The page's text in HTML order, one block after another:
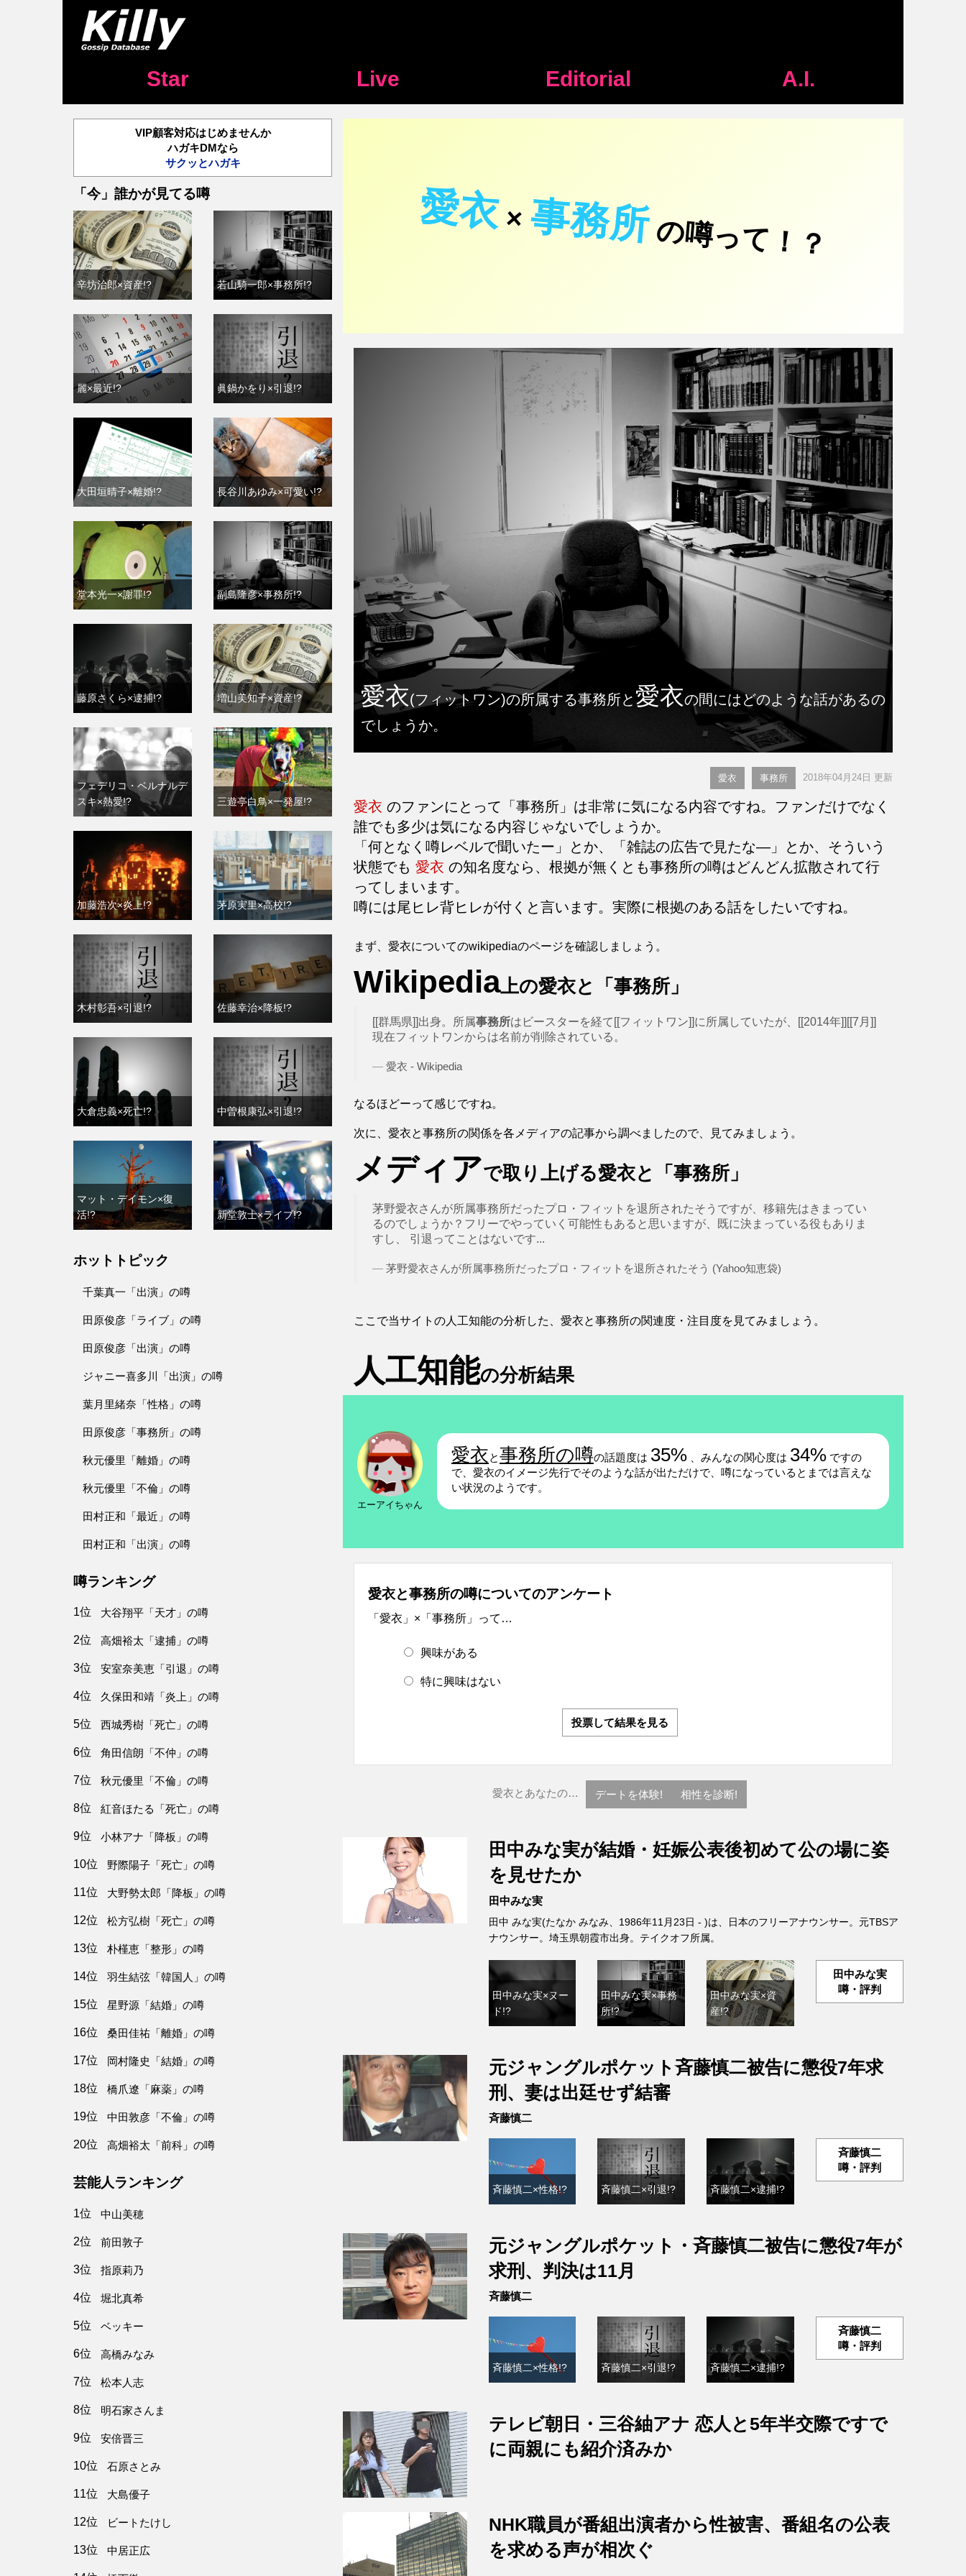
Star Live Editorial A.I.
愛衣×事務所の噂って！？
愛衣(フィットワン)の所属する事務所と 愛衣の間にはどのような話があるの
でしょうか。
愛衣 事務所 2018年04月24日 更新
愛衣 のファンにとって「事務所」は非常に気になる内容ですね。ファンだけでなく
誰でも多少は気になる内容じゃないでしょうか。
「何となく噂レベルで聞いたー」とか、「雑誌の広告で見たな―」とか、そういう
状態でも 愛衣 の知名度なら、根拠が無くとも事務所の噂はどんどん拡散されて行
ってしまいます。
噂には尾ヒレ背ヒレが付くと言います。実際に根拠のある話をしたいですね。
まず、愛衣についてのwikipediaのページを確認しましょう。
Wikipedia上の愛衣と「事務所」
[[群馬県]]出身。所属事務所はビースターを経て[[フィットワン]]に所属していたが、[[2014年]][[7月]]
現在フィットワンからは名前が削除されている。
愛衣 - Wikipedia
なるほどーって感じですね。
次に、愛衣と事務所の関係を各メディアの記事から調べましたので、見てみましょう。
メディアで取り上げる愛衣と「事務所」
茅野愛衣さんが所属事務所だったプロ・フィットを退所されたそうですが、移籍先はきまってい
るのでしょうか？フリーでやっていく可能性もあると思いますが、既に決まっている役もありま
すし、 引退ってことはないです...
茅野愛衣さんが所属事務所だったプロ・フィットを退所されたそう (Yahoo知恵袋)
ここで当サイトの人工知能の分析した、愛衣と事務所の関連度・注目度を見てみましょう。
人工知能の分析結果
エーアイちゃん
愛衣と事務所の噂の話題度は 35% 、みんなの関心度は 34% ですの
で、愛衣のイメージ先行でそのような話が出ただけで、噂になっているとまでは言えな
い状況のようです。
愛衣と事務所の噂についてのアンケート
「愛衣」×「事務所」って…
興味がある
特に興味はない
投票して結果を見る
愛衣とあなたの… デートを体験! 相性を診断!
田中みな実が結婚・妊娠公表後初めて公の場に姿
を見せたか
田中みな実
田中 みな実(たなか みなみ、1986年11月23日 - )は、日本のフリーアナウンサー。元TBSア
ナウンサー。埼玉県朝霞市出身。テイクオフ所属。
田中みな実×ヌー
ド!?
田中みな実×事務
所!?
田中みな実×資
産!?
田中みな実
噂・評判
元ジャングルポケット斉藤慎二被告に懲役7年求
刑、妻は出廷せず結審
斉藤慎二
斉藤慎二×性格!? 斉藤慎二×引退!? 斉藤慎二×逮捕!?
斉藤慎二
噂・評判
元ジャングルポケット・斉藤慎二被告に懲役7年が
求刑、判決は11月
斉藤慎二
斉藤慎二×性格!? 斉藤慎二×引退!? 斉藤慎二×逮捕!?
斉藤慎二
噂・評判
テレビ朝日・三谷紬アナ 恋人と5年半交際ですで
に両親にも紹介済みか
NHK職員が番組出演者から性被害、番組名の公表
を求める声が相次ぐ
VIP顧客対応はじめませんか
ハガキDMなら
サクッとハガキ
「今」誰かが見てる噂
辛坊治郎×資産!? 若山騎一郎×事務所!?
麗×最近!? 眞鍋かをり×引退!?
大田垣晴子×離婚!? 長谷川あゆみ×可愛い!?
堂本光一×謝罪!? 副島隆彦×事務所!?
藤原さくら×逮捕!? 増山美知子×資産!?
フェデリコ・ベルナルデ
スキ×熱愛!?
三遊亭白鳥×一発屋!?
加藤浩次×炎上!? 茅原実里×高校!?
木村彰吾×引退!? 佐藤幸治×降板!?
大倉忠義×死亡!? 中曽根康弘×引退!?
マット・デイモン×復
活!?
新堂敦士×ライブ!?
ホットトピック
千葉真一「出演」の噂
田原俊彦「ライブ」の噂
田原俊彦「出演」の噂
ジャニー喜多川「出演」の噂
葉月里緒奈「性格」の噂
田原俊彦「事務所」の噂
秋元優里「離婚」の噂
秋元優里「不倫」の噂
田村正和「最近」の噂
田村正和「出演」の噂
噂ランキング
1位 大谷翔平「天才」の噂
2位 高畑裕太「逮捕」の噂
3位 安室奈美恵「引退」の噂
4位 久保田和靖「炎上」の噂
5位 西城秀樹「死亡」の噂
6位 角田信朗「不仲」の噂
7位 秋元優里「不倫」の噂
8位 紅音ほたる「死亡」の噂
9位 小林アナ「降板」の噂
10位 野際陽子「死亡」の噂
11位 大野勢太郎「降板」の噂
12位 松方弘樹「死亡」の噂
13位 朴槿恵「整形」の噂
14位 羽生結弦「韓国人」の噂
15位 星野源「結婚」の噂
16位 桑田佳祐「離婚」の噂
17位 岡村隆史「結婚」の噂
18位 橋爪遼「麻薬」の噂
19位 中田敦彦「不倫」の噂
20位 高畑裕太「前科」の噂
芸能人ランキング
1位 中山美穂
2位 前田敦子
3位 指原莉乃
4位 堀北真希
5位 ベッキー
6位 高橋みなみ
7位 松本人志
8位 明石家さんま
9位 安倍晋三
10位 石原さとみ
11位 大島優子
12位 ビートたけし
13位 中居正広